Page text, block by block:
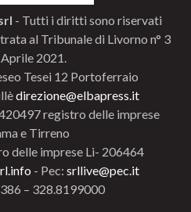
- Tutti i diritti sono riservati
al Tribunale di Livorno n° 3
2021.
Tesei 12 Portoferraio
direzione@elbapress.it
registro delle imprese
e Tirreno
delle imprese Li- 206464
- Pec: srllive@pec.it
– 328.8199000